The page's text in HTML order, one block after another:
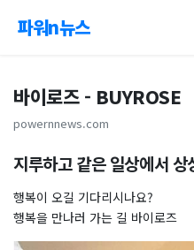
파워n뉴스
바이로즈 - BUYROSE
powernnews.com
지루하고 같은 일상에서
행복이 오길 기다리시나요?
행복을 만나러 가는 길 바이로즈